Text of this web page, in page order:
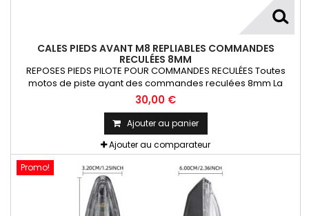
CALES PIEDS AVANT M8 REPLIABLES COMMANDES
RECULÉES 8MM
REPOSES PIEDS PILOTE POUR COMMANDES RECULÉES Toutes
motos de piste ayant des commandes reculées 8mm La
Paire
30,00 €
Ajouter au panier
Ajouter au comparateur
Promo!